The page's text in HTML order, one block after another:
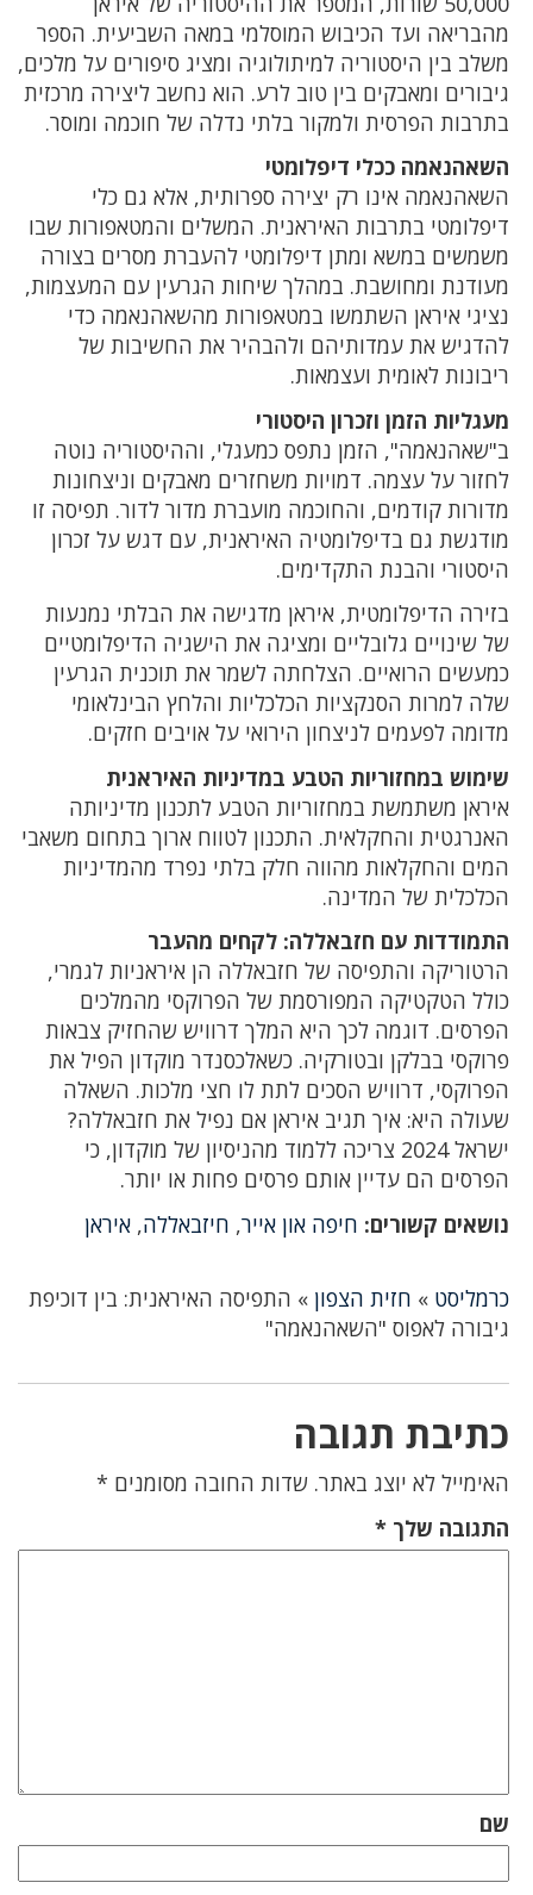
מהבריאה ועד הכיבוש המוסלמי במאה השביעית. הספר
משלב בין היסטוריה למיתולוגיה ומציג סיפורים על מלכים,
גיבורים ומאבקים בין טוב לרע. הוא נחשב ליצירה מרכזית
בתרבות הפרסית ולמקור בלתי נדלה של חוכמה ומוסר.
השאהנאמה ככלי דיפלומטי
השאהנאמה אינו רק יצירה ספרותית, אלא גם כלי
דיפלומטי בתרבות האיראנית. המשלים והמטאפורות שבו
משמשים במשא ומתן דיפלומטי להעברת מסרים בצורה
מעודנת ומחושבת. במהלך שיחות הגרעין עם המעצמות,
נציגי איראן השתמשו במטאפורות מהשאהנאמה כדי
להדגיש את עמדותיהם ולהבהיר את החשיבות של
ריבונות לאומית ועצמאות.
מעגליות הזמן וזכרון היסטורי
ב"שאהנאמה", הזמן נתפס כמעגלי, וההיסטוריה נוטה
לחזור על עצמה. דמויות משחזרים מאבקים וניצחונות
מדורות קודמים, והחוכמה מועברת מדור לדור. תפיסה זו
מודגשת גם בדיפלומטיה האיראנית, עם דגש על זכרון
היסטורי והבנת התקדימים.
בזירה הדיפלומטית, איראן מדגישה את הבלתי נמנעות
של שינויים גלובליים ומציגה את הישגיה הדיפלומטיים
כמעשים הרואיים. הצלחתה לשמר את תוכנית הגרעין
שלה למרות הסנקציות הכלכליות והלחץ הבינלאומי
מדומה לפעמים לניצחון הירואי על אויבים חזקים.
שימוש במחזוריות הטבע במדיניות האיראנית
איראן משתמשת במחזוריות הטבע לתכנון מדיניותה
האנרגטית והחקלאית. התכנון לטווח ארוך בתחום משאבי
המים והחקלאות מהווה חלק בלתי נפרד מהמדיניות
הכלכלית של המדינה.
התמודדות עם חזבאללה: לקחים מהעבר
הרטוריקה והתפיסה של חזבאללה הן איראניות לגמרי,
כולל הטקטיקה המפורסמת של הפרוקסי מהמלכים
הפרסים. דוגמה לכך היא המלך דרוויש שהחזיק צבאות
פרוקסי בבלקן ובטורקיה. כשאלכסנדר מוקדון הפיל את
הפרוקסי, דרוויש הסכים לתת לו חצי מלכות. השאלה
שעולה היא: איך תגיב איראן אם נפיל את חזבאללה?
ישראל 2024 צריכה ללמוד מהניסיון של מוקדון, כי
הפרסים הם עדיין אותם פרסים פחות או יותר.
נושאים קשורים:חיפה און אייר,חיזבאללה,איראן
כרמליסט» חזית הצפון» התפיסה האיראנית: בין דוכיפת
גיבורה לאפוס "השאהנאמה"
כתיבת תגובה
האימייל לא יוצג באתר. שדות החובה מסומנים*
התגובה שלך*
שם